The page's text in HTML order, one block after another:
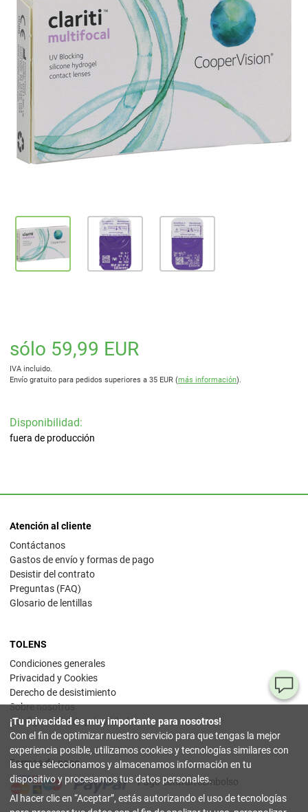
sólo 59,99 EUR
IVA incluido.
Envío gratuito para pedidos superiores a 35 EUR (más información).
Disponibilidad:
fuera de producción
Atención al cliente
Contáctanos
Gastos de envío y formas de pago
Desistir del contrato
Preguntas (FAQ)
Glosario de lentillas
TOLENS
Condiciones generales
Privacidad y Cookies
Derecho de desistimiento
Sobre nosotros
Configuración de privacidad
Formas de pago
Pago contrarreembolso
¡Tu privacidad es muy importante para nosotros!
Con el fin de optimizar nuestro servicio para que tengas la mejor
experiencia posible, utilizamos cookies y tecnologías similares con
las que seleccionamos y almacenamos información en tu
dispositivo y procesamos tus datos personales.
Al hacer clic en Aceptar , estás autorizando el uso de tecnologías